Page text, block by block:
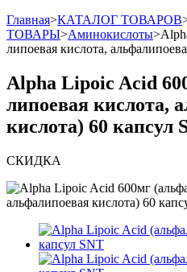
Главная>КАТАЛОГ ТОВАРОВ
ТОВАРЫ>Аминокислоты>
липоевая кислота,
Alpha Lipoic Acid
липоевая кислота,
кислота) 60 капсул
СКИДКА